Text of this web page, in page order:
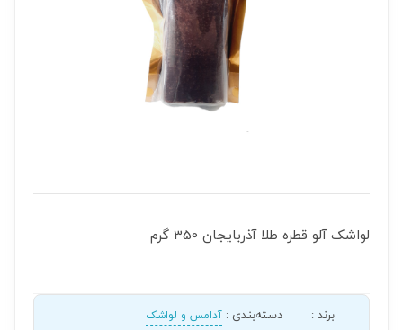
لواشک آلو قطره طلا آذربایجان 350 گرم
برند: دسته‌بندی : آدامس و لواشک